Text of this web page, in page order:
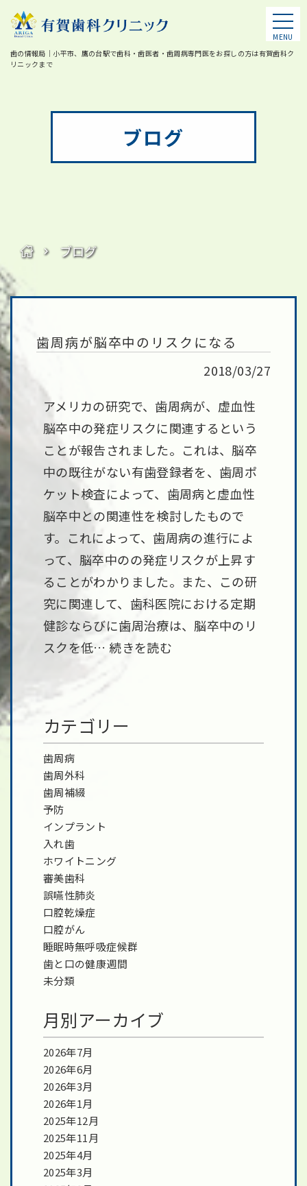
MENU
歯の情報局｜小平市、鷹の台駅で歯科・歯医者・歯周病専門医をお探しの方は有賀歯科ク
リニックまで
ブログ
ブログ
歯周病が脳卒中のリスクになる
2018/03/27
アメリカの研究で、歯周病が、虚血性
脳卒中の発症リスクに関連するという
ことが報告されました。これは、脳卒
中の既往がない有歯登録者を、歯周ポ
ケット検査によって、歯周病と虚血性
脳卒中との関連性を検討したもので
す。これによって、歯周病の進行によ
って、脳卒中のの発症リスクが上昇す
ることがわかりました。また、この研
究に関連して、歯科医院における定期
健診ならびに歯周治療は、脳卒中のリ
スクを低… 続きを読む
カテゴリー
歯周病
歯周外科
歯周補綴
予防
インプラント
入れ歯
ホワイトニング
審美歯科
誤嚥性肺炎
口腔乾燥症
口腔がん
睡眠時無呼吸症候群
歯と口の健康週間
未分類
月別アーカイブ
2026年7月
2026年6月
2026年3月
2026年1月
2025年12月
2025年11月
2025年4月
2025年3月